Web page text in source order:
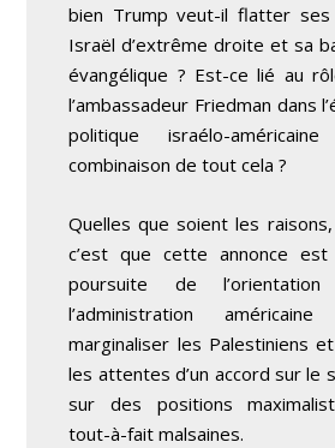
bien Trump veut-il flatter
Israël d’extrême droite et sa
évangélique ? Est-ce lié au
l’ambassadeur Friedman dans
politique israélo-
combinaison de tout cela ?
Quelles que soient les
c’est que cette annonce
poursuite de
l’administration
marginaliser les Palestiniens
les attentes d’un accord sur le
sur des positions
tout-à-fait malsaines.